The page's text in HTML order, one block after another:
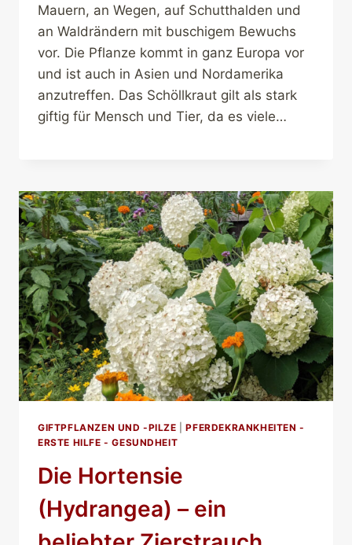
Mauern, an Wegen, auf Schutthalden und
an Waldrändern mit buschigem Bewuchs
vor. Die Pflanze kommt in ganz Europa vor
und ist auch in Asien und Nordamerika
anzutreffen. Das Schöllkraut gilt als stark
giftig für Mensch und Tier, da es viele…
GIFTPFLANZEN UND -PILZE |PFERDEKRANKHEITEN -
ERSTE HILFE - GESUNDHEIT
Die Hortensie
(Hydrangea) – ein